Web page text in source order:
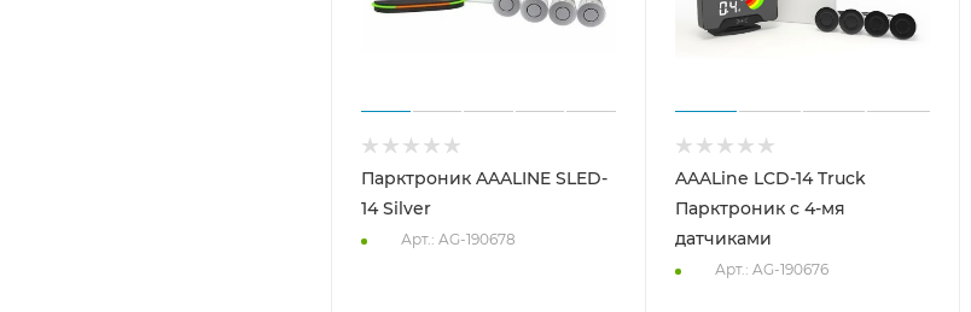
Парктроник AAALINE SLED-
14 Silver
Арт.: AG-190678
AAALine LCD-14 Truck
Парктроник с 4-мя
датчиками
Арт.: AG-190676